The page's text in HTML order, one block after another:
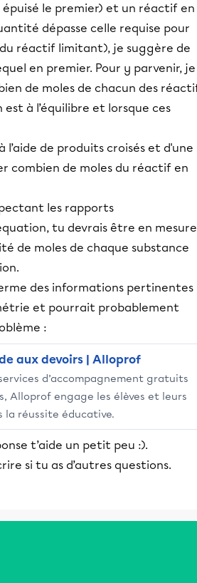
le premier) et un réactif en
dépasse celle requise pour
réactif limitant), je suggère de
en premier. Pour y parvenir, je
de moles de chacun des
à l’équilibre et lorsque ces
l’aide de produits croisés et d'une
combien de moles du réactif en
les rapports
tu devrais être en mesure
de moles de chaque substance
des informations pertinentes
et pourrait probablement
:
aux devoirs | Alloprof
d’accompagnement gratuits
Alloprof engage les élèves et leurs
la réussite éducative.
t’aide un petit peu :).
si tu as d’autres questions.